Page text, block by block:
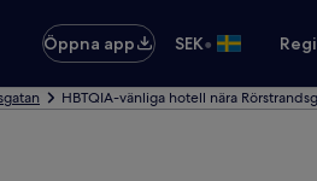
Öppna app SEK•
HBTQIA-vänliga hotell nära